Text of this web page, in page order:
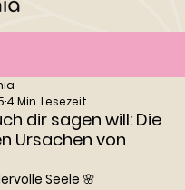
dir sagen will: Die
Ursachen von
4 Min. Lesezeit
Seele 🌸